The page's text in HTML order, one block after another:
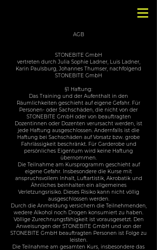
AGB
STONEBITE GmbH
vertreten durch Julia Sophie Ladner, Luis Ladner,
Karin Paulsburg, Johannes Thumser, nachfolgend
STONEBITE GmbH
§1 Haftung:
Das Training und der Aufenthalt in den
Räumlichkeiten geschieht auf eigene Gefahr. Für
Personen- oder Sachschäden, die nicht von der
STONEBITE GmbH oder von beauftragten
Dozentinnen oder Dozenten verursacht werden, ist
jede Haftung ausgeschlossen. Andernfalls ist die
Haftung bei Sachschäden auf Vorsatz bzw. grobe
Fahrlässigkeit beschränkt. Für Garderobe und
persönliches Eigentum wird keine Haftung
übernommen.
Die Teilnahme am Kursprogramm geschieht auf
eigene Gefahr. Insbesondere die Kurse mit
anspruchsvollem Inhalt, Luftartistik, Akrobatik und
Ähnliches beinhalten ein allgemeines
Verletzungsrisiko. Dieses Risiko kann nicht völlig
ausgeschlossen werden.
Durch die Anmeldung versichern die Teilnehmenden,
wedere Alkohol noch Drogen konsumiert zu haben.
Völlige Zurechnungsfähigkeit ist vorausgesetzt. Den
Anweisungen der STONEBITE GmbH und von der
STONEBITE GmbH beauftragten Personen ist Folge zu
leisten.
Die Teilnahme am gesamten Kurs, insbesondere das